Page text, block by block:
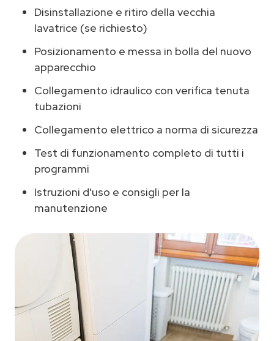
Disinstallazione e ritiro della vecchia
lavatrice (se richiesto)
Posizionamento e messa in bolla del nuovo
apparecchio
Collegamento idraulico con verifica tenuta
tubazioni
Collegamento elettrico a norma di sicurezza
Test di funzionamento completo di tutti i
programmi
Istruzioni d'uso e consigli per la
manutenzione